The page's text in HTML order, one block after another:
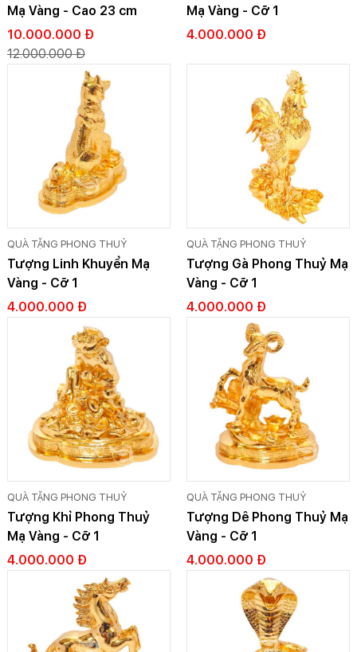
Mạ Vàng - Cao 23 cm
10.000.000 Đ
12.000.000 Đ
Mạ Vàng - Cỡ 1
4.000.000 Đ
QUÀ TẶNG PHONG THUỶ
Tượng Linh Khuyển Mạ
Vàng - Cỡ 1
4.000.000 Đ
QUÀ TẶNG PHONG THUỶ
Tượng Gà Phong Thuỷ Mạ
Vàng - Cỡ 1
4.000.000 Đ
QUÀ TẶNG PHONG THUỶ
Tượng Khỉ Phong Thuỷ
Mạ Vàng - Cỡ 1
4.000.000 Đ
QUÀ TẶNG PHONG THUỶ
Tượng Dê Phong Thuỷ Mạ
Vàng - Cỡ 1
4.000.000 Đ